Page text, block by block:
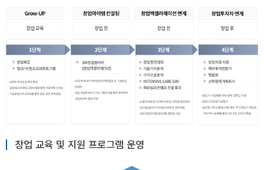
창업 교육 및 지원 프로그램 운영